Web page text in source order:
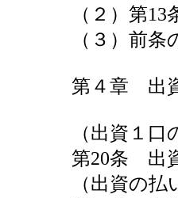
（２）第
（３）前
第４章 出
（出資１口
第20条 出
（出資の払